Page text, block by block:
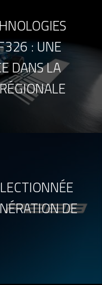
: UNE
DANS LA
DE